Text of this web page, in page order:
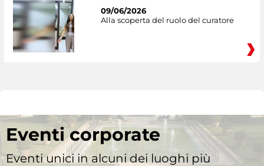
09/06/2026
Alla scoperta del ruolo del curatore
Eventi corporate
Eventi unici in alcuni dei luoghi più